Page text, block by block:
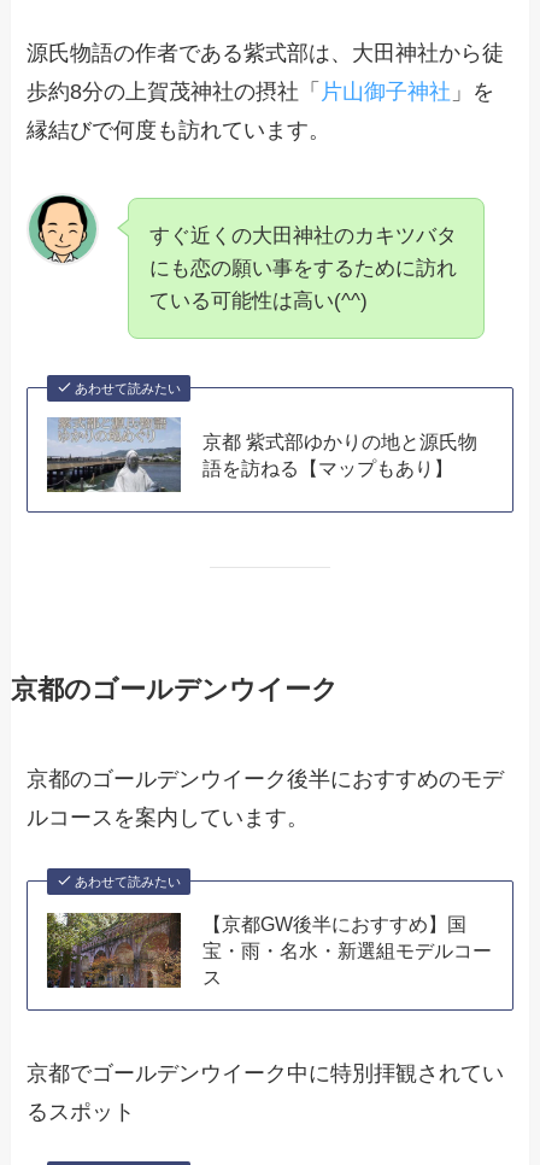
源氏物語の作者である紫式部は、大田神社から徒
歩約8分の上賀茂神社の摂社「 片山御子神社 」を
縁結びで何度も訪れています。
すぐ近くの大田神社のカキツバタ
にも恋の願い事をするために訪れ
ている可能性は高い(^^)
あわせて読みたい
京都 紫式部ゆかりの地と源氏物
語を訪ねる【マップもあり】
京都のゴールデンウイーク
京都のゴールデンウイーク後半におすすめのモデ
ルコースを案内しています。
あわせて読みたい
【京都GW後半におすすめ】国
宝・雨・名水・新選組モデルコー
ス
京都でゴールデンウイーク中に特別拝観されてい
るスポット